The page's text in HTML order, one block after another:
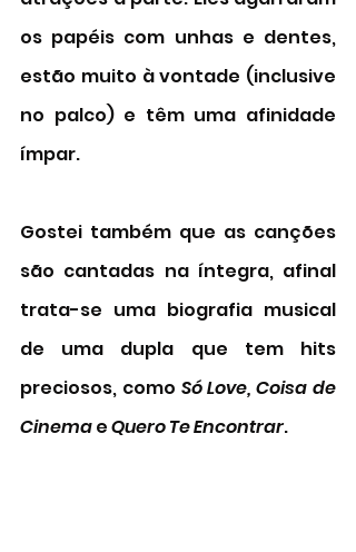
os papéis com unhas e dentes,
estão muito à vontade (inclusive
no palco) e têm uma afinidade
ímpar.
Gostei também que as canções
são cantadas na íntegra, afinal
trata-se uma biografia musical
de uma dupla que tem hits
preciosos, como Só Love, Coisa de
Cinema e Quero Te Encontrar.